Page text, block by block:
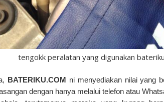
tengokk peralatan yang digunakan
BATERIKU.COM ni menyediakan nilai yang
dengan hanya melalui telefon atau